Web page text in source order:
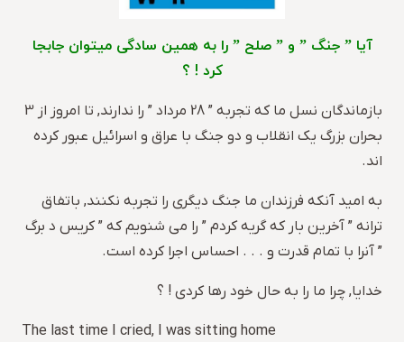
آیا ” جنگ ” و ” صلح ” را به همین سادگی میتوان جابجا
کرد ! ؟
بازماندگان نسل ما که تجربه ” 28 مرداد ” را ندارند, تا امروز از 3
بحران بزرگ یک انقلاب و دو جنگ با عراق و اسرائیل عبور کرده
اند.
به امید آنکه فرزندان ما جنگ دیگری را تجربه نکنند, باتفاق
ترانه ” آخرین بار که گریه کردم ” را می شنویم که ” کریس د برگ
” آنرا با تمام قدرت و . . . احساس اجرا کرده است.
خدایا, چرا ما را به حال خود رها کردی ! ؟
The last time I cried, I was sitting home